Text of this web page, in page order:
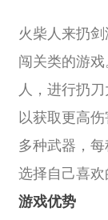
火柴人来扔
闯关类的游
人，进行扔
以获取更高
多种武器，
选择自己喜欢
游戏优势